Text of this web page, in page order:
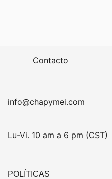
Contacto
info@chapymei.com
Lu-Vi. 10 am a 6 pm (CST)
POLÍTICAS